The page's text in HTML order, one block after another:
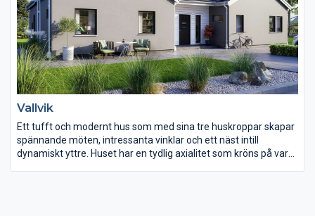
Vallvik
Ett tufft och modernt hus som med sina tre huskroppar skapar
spännande möten, intressanta vinklar och ett näst intill
dynamiskt yttre. Huset har en tydlig axialitet som kröns på var